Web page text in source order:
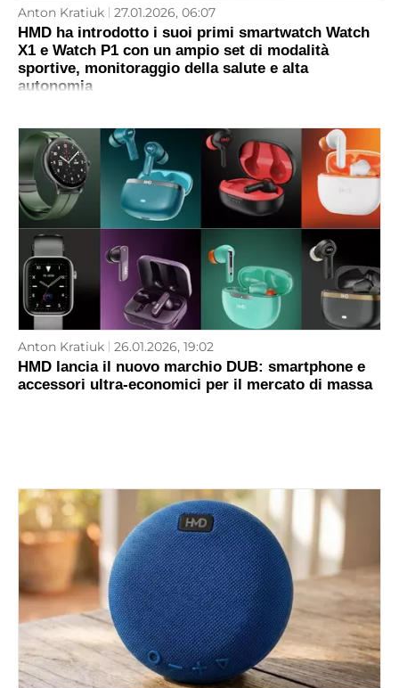
Anton Kratiuk 27.01.2026, 06:07
HMD ha introdotto i suoi primi smartwatch Watch
X1 e Watch P1 con un ampio set di modalità
sportive, monitoraggio della salute e alta
autonomia
Anton Kratiuk 26.01.2026, 19:02
HMD lancia il nuovo marchio DUB: smartphone e
accessori ultra-economici per il mercato di massa